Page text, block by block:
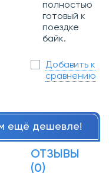
полностью
готовый к
поездке
байк.
Добавить к
сравнению
ещё дешевле!
ОТЗЫВЫ
(0)